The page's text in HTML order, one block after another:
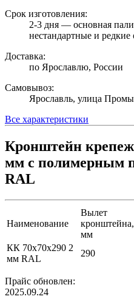
Срок изготовления:
2-3 дня — основная
нестандартные и редкие
Доставка:
по Ярославлю, России
Самовывоз:
Ярославль, улица
Все характеристики
Кронштейн
мм с полимерным
RAL
Наименование
Вылет
кронштейна,
мм
КК 70х70х290 2
мм RAL
290
Прайс обновлен:
2025.09.24